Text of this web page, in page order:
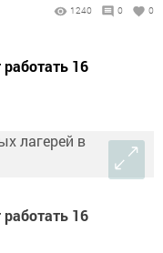
1240 0 0
16
16